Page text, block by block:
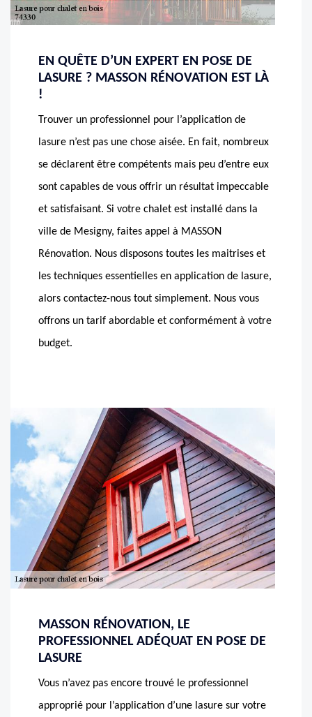
EN QUÊTE D’UN EXPERT EN POSE DE
LASURE ? MASSON RÉNOVATION EST LÀ
!
Trouver un professionnel pour l’application de
lasure n’est pas une chose aisée. En fait, nombreux
se déclarent être compétents mais peu d’entre eux
sont capables de vous offrir un résultat impeccable
et satisfaisant. Si votre chalet est installé dans la
ville de Mesigny, faites appel à MASSON
Rénovation. Nous disposons toutes les maitrises et
les techniques essentielles en application de lasure,
alors contactez-nous tout simplement. Nous vous
offrons un tarif abordable et conformément à votre
budget.
MASSON RÉNOVATION, LE
PROFESSIONNEL ADÉQUAT EN POSE DE
LASURE
Vous n’avez pas encore trouvé le professionnel
approprié pour l’application d’une lasure sur votre